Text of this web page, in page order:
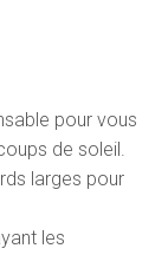
pour vous
de soleil.
larges pour
les